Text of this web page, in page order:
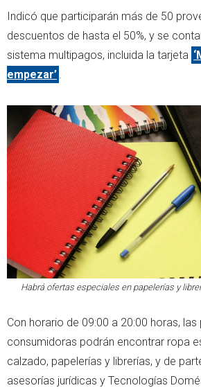
Indicó que participarán más de 50
descuentos de hasta el 50%, y se
sistema multipagos, incluida la tarjeta
empezar’ .
Habrá ofertas especiales en papelerías y
Con horario de 09:00 a 20:00 horas, las
consumidoras podrán encontrar ropa
calzado, papelerías y librerías, y de
asesorías jurídicas y Tecnologías